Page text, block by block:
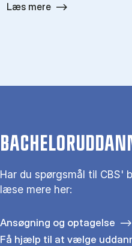
Læs mere
Har du spørgsmål til CBS'
læse mere her:
Ansøgning og optagelse
Få hjælp til at vælge